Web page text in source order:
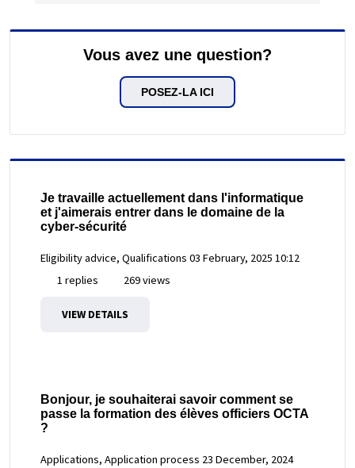
Vous avez une question?
POSEZ-LA ICI
Je travaille actuellement dans l'informatique
et j'aimerais entrer dans le domaine de la
cyber-sécurité
Eligibility advice, Qualifications 03 February, 2025 10:12
1 replies
269 views
VIEW DETAILS
Bonjour, je souhaiterai savoir comment se
passe la formation des élèves officiers OCTA
?
Applications, Application process 23 December, 2024